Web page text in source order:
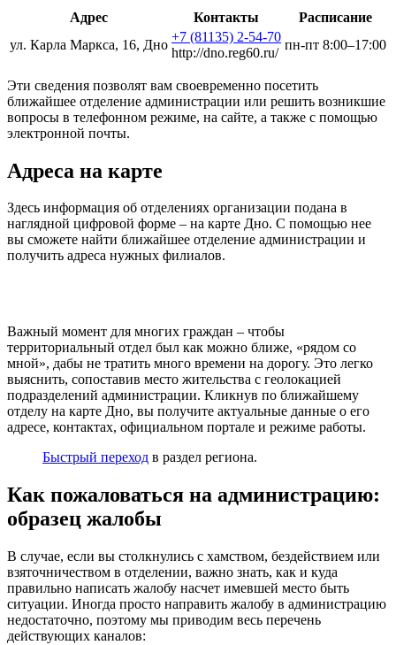
Адрес Контакты
Расписание
ул. Карла Маркса, 16, Дно
+7 (81135) 2-54-70
http://dno.reg60.ru/
пн-пт 8:00–17:00
Эти сведения позволят вам своевременно посетить
ближайшее отделение администрации или решить возникшие
вопросы в телефонном режиме, на сайте, а также с помощью
электронной почты.
Адреса на карте
Здесь информация об отделениях организации подана в
наглядной цифровой форме – на карте Дно. С помощью нее
вы сможете найти ближайшее отделение администрации и
получить адреса нужных филиалов.
Важный момент для многих граждан – чтобы
территориальный отдел был как можно ближе, «рядом со
мной», дабы не тратить много времени на дорогу. Это легко
выяснить, сопоставив место жительства с геолокацией
подразделений администрации. Кликнув по ближайшему
отделу на карте Дно, вы получите актуальные данные о его
адресе, контактах, официальном портале и режиме работы.
Быстрый переход в раздел региона.
Как пожаловаться на администрацию:
образец жалобы
В случае, если вы столкнулись с хамством, бездействием или
взяточничеством в отделении, важно знать, как и куда
правильно написать жалобу насчет имевшей место быть
ситуации. Иногда просто направить жалобу в администрацию
недостаточно, поэтому мы приводим весь перечень
действующих каналов: